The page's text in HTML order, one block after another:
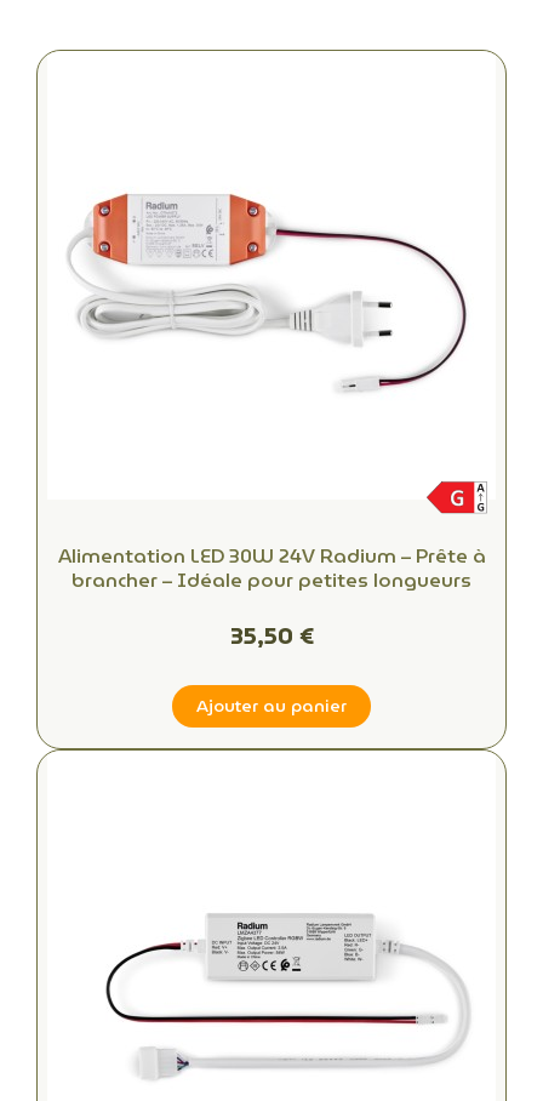
Alimentation LED 30W 24V Radium – Prête à
brancher – Idéale pour petites longueurs
35,50 €
Ajouter au panier